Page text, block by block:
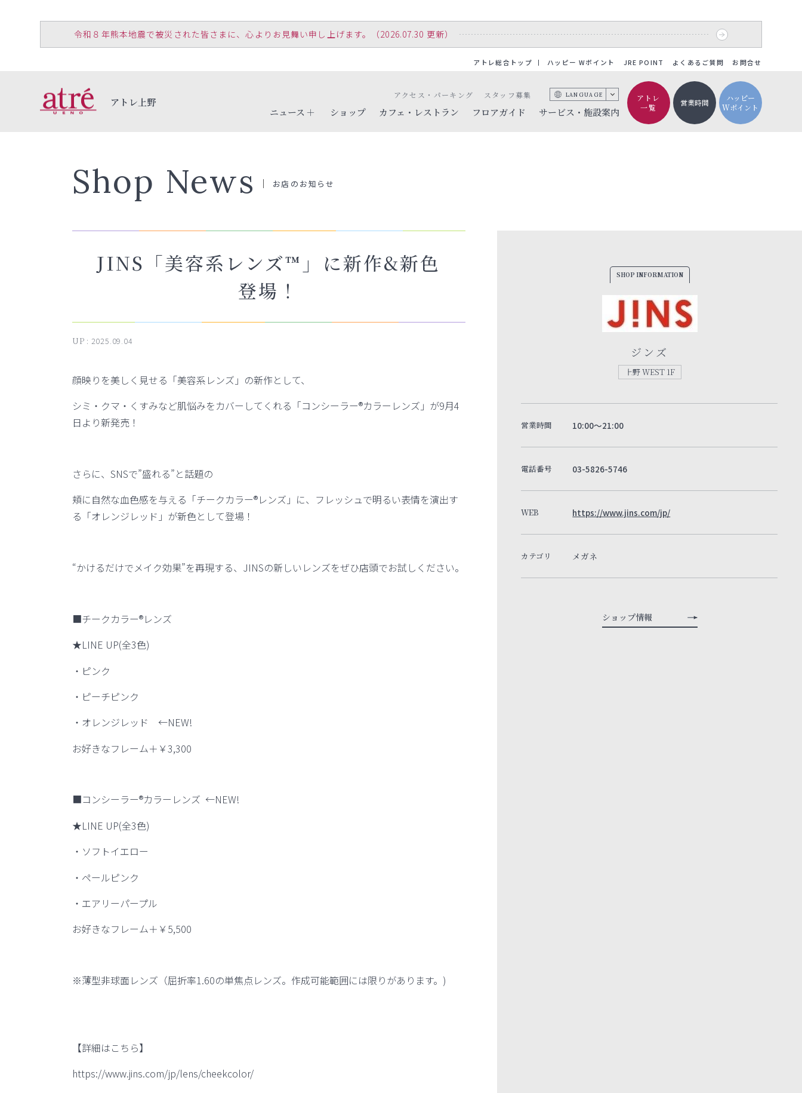
令和８年熊本地震で被災された皆さまに、心よりお見舞い申し上げます。（2026.07.30 更新）
アトレ総合トップ ハッピー Wポイント JRE POINT よくあるご質問 お問合せ
アトレ上野
ニュース
ショップ カフェ・レストラン フロアガイド サービス・施設案内
アクセス・パーキング スタッフ募集 LANGUAGE
アトレ
一覧
営業時間
ハッピー
Wポイント
Shop News お店のお知らせ
JINS「美容系レンズ™」に新作&新色
登場！
UP : 2025.09.04
顔映りを美しく見せる「美容系レンズ」の新作として、
シミ・クマ・くすみなど肌悩みをカバーしてくれる「コンシーラー®カラーレンズ」が9月4
日より新発売！
さらに、 SNSで”盛れる”と話題の
頬に自然な血色感を与える「チークカラー®レンズ」に、フレッシュで明るい表情を演出す
る「オレンジレッド」が新色として登場！
“かけるだけでメイク効果”を再現する、 JINSの新しいレンズをぜひ店頭でお試しください。
■チークカラー®レンズ
★LINE UP(全3色)
・ピンク
・ピーチピンク
・オレンジレッド ←NEW!
お好きなフレーム＋￥3,300
■コンシーラー®カラーレンズ ←NEW!
★LINE UP(全3色)
・ソフトイエロー
・ペールピンク
・エアリーパープル
お好きなフレーム＋￥5,500
※薄型非球面レンズ（屈折率1.60の単焦点レンズ。作成可能範囲には限りがあります。 )
【詳細はこちら】
https://www.jins.com/jp/lens/cheekcolor/
SHOP INFORMATION
ジンズ
上野 WEST 1F
営業時間 10:00～21:00
電話番号 03-5826-5746
WEB https://www.jins.com/jp/
カテゴリ メガネ
ショップ情報